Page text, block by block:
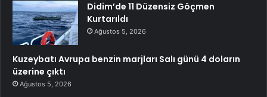
Didim’de 11 Düzensiz Göçmen
Kurtarıldı
Ağustos 5, 2026
Kuzeybatı Avrupa benzin marjları Salı günü 4 doların
üzerine çıktı
Ağustos 5, 2026